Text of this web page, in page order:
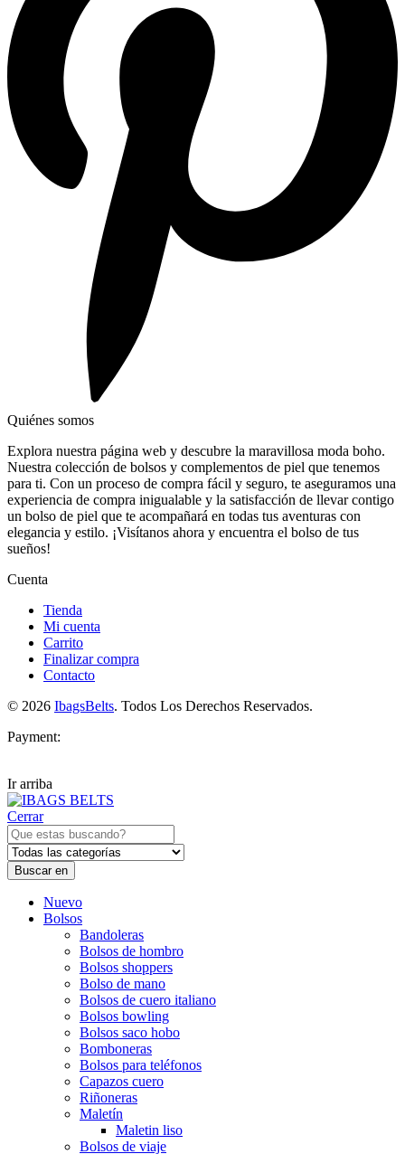
Quiénes somos
Explora nuestra página web y descubre la maravillosa moda boho.
Nuestra colección de bolsos y complementos de piel que tenemos
para ti. Con un proceso de compra fácil y seguro, te aseguramos una
experiencia de compra inigualable y la satisfacción de llevar contigo
un bolso de piel que te acompañará en todas tus aventuras con
elegancia y estilo. ¡Visítanos ahora y encuentra el bolso de tus
sueños!
Cuenta
Tienda
Mi cuenta
Carrito
Finalizar compra
Contacto
© 2026 IbagsBelts. Todos Los Derechos Reservados.
Payment:
Ir arriba
Cerrar
Buscar en
Nuevo
Bolsos
Bandoleras
Bolsos de hombro
Bolsos shoppers
Bolso de mano
Bolsos de cuero italiano
Bolsos bowling
Bolsos saco hobo
Bomboneras
Bolsos para teléfonos
Capazos cuero
Riñoneras
Maletín
Maletin liso
Bolsos de viaje